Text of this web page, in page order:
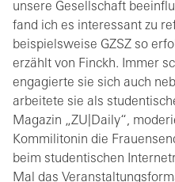
unsere Gesellschaft
fand ich es interessant zu
beispielsweise GZSZ so
erzählt von Finckh. Immer
engagierte sie sich auch
arbeitete sie als
Magazin „ZU|Daily“,
Kommilitonin die
beim studentischen
Mal das